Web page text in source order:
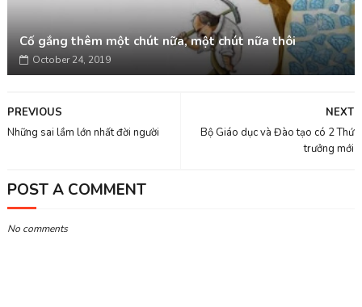
Cố gắng thêm một chút nữa, một chút nữa thôi
October 24, 2019
NEXT
Bộ Giáo dục và Đào tạo có 2 Thứ
trưởng mới
PREVIOUS
Những sai lầm lớn nhất đời người
POST A COMMENT
No comments